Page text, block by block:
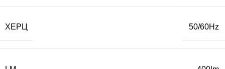
ХЕРЦ 50/60Hz